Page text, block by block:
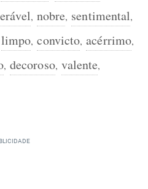
, nobre, sentimental,
limpo, convicto, acérrimo,
, decoroso, valente,